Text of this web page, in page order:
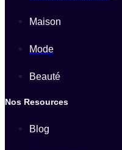
Maison
Mode
Beauté
Nos Resources
Blog